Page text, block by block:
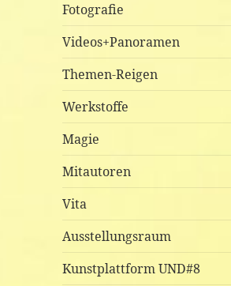
Fotografie
Videos+Panoramen
Themen-Reigen
Werkstoffe
Magie
Mitautoren
Vita
Ausstellungsraum
Kunstplattform UND#8